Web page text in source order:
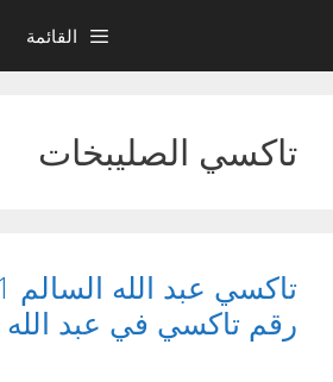
المحتوى
القائمة
تاكسي الصليبخات
رقم تاكسي في عبد الله